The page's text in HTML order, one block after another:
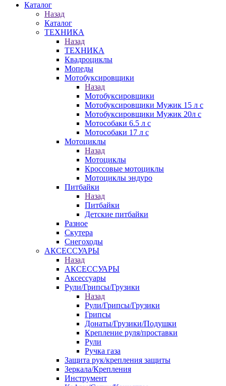
Каталог
Назад
Каталог
ТЕХНИКА
Назад
ТЕХНИКА
Квадроциклы
Мопеды
Мотобуксировщики
Назад
Мотобуксировщики
Мотобуксировщики Мужик 15 л с
Мотобуксировщики Мужик 20л с
Мотособаки 6.5 л с
Мотособаки 17 л с
Мотоциклы
Назад
Мотоциклы
Кроссовые мотоциклы
Мотоциклы эндуро
Питбайки
Назад
Питбайки
Детские питбайки
Разное
Скутера
Снегоходы
АКСЕССУАРЫ
Назад
АКСЕССУАРЫ
Аксессуары
Рули/Грипсы/Грузики
Назад
Рули/Грипсы/Грузики
Грипсы
Донаты/Грузики/Подушки
Крепление руля/проставки
Рули
Ручка газа
Защита рук/крепления защиты
Зеркала/Крепления
Инструмент